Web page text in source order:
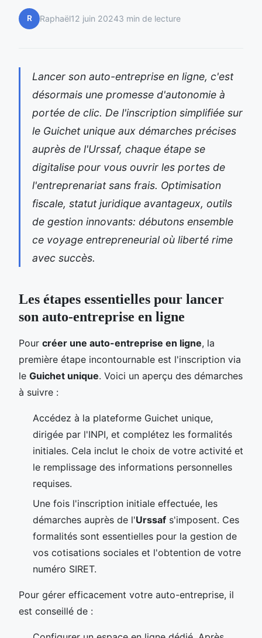
R Raphaël12 juin 20243 min de lecture
Lancer son auto-entreprise en ligne, c'est
désormais une promesse d'autonomie à
portée de clic. De l'inscription simplifiée sur
le Guichet unique aux démarches précises
auprès de l'Urssaf, chaque étape se
digitalise pour vous ouvrir les portes de
l'entreprenariat sans frais. Optimisation
fiscale, statut juridique avantageux, outils
de gestion innovants: débutons ensemble
ce voyage entrepreneurial où liberté rime
avec succès.
Les étapes essentielles pour lancer
son auto-entreprise en ligne
Pour créer une auto-entreprise en ligne, la
première étape incontournable est l'inscription via
le Guichet unique. Voici un aperçu des démarches
à suivre :
Accédez à la plateforme Guichet unique,
dirigée par l'INPI, et complétez les formalités
initiales. Cela inclut le choix de votre activité et
le remplissage des informations personnelles
requises.
Une fois l'inscription initiale effectuée, les
démarches auprès de l'Urssaf s'imposent. Ces
formalités sont essentielles pour la gestion de
vos cotisations sociales et l'obtention de votre
numéro SIRET.
Pour gérer efficacement votre auto-entreprise, il
est conseillé de :